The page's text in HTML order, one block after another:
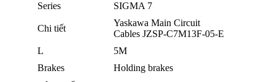
Series
SIGMA 7
Chi tiết
Yaskawa Main Circuit
Cables JZSP-C7M13F-05-E
L
5M
Brakes
Holding brakes